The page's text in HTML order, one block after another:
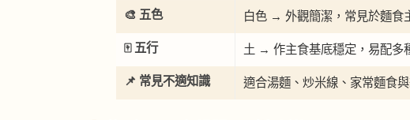
🎨 五色 白色 → 外觀簡潔，常見於麵食
🀄 五行 土 → 作主食基底穩定，易配多
📌 常見不適知識 適合湯麵、炒米線、家常麵食